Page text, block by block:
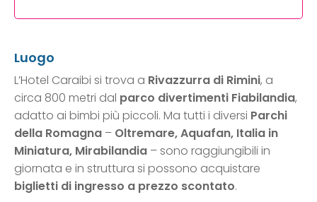
Luogo
L’Hotel Caraibi si trova a Rivazzurra di Rimini, a
circa 800 metri dal parco divertimenti Fiabilandia,
adatto ai bimbi più piccoli. Ma tutti i diversi Parchi
della Romagna – Oltremare, Aquafan, Italia in
Miniatura, Mirabilandia – sono raggiungibili in
giornata e in struttura si possono acquistare
biglietti di ingresso a prezzo scontato.